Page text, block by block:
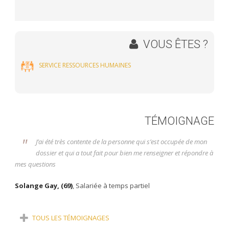
VOUS ÊTES ?
SERVICE RESSOURCES HUMAINES
TÉMOIGNAGE
"
J’ai été très contente de la personne qui s’est occupée de mon
dossier et qui a tout fait pour bien me renseigner et répondre à
mes questions
Solange Gay, (69), Salariée à temps partiel
TOUS LES TÉMOIGNAGES